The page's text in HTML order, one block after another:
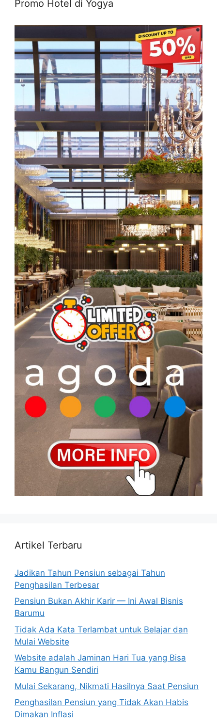
Promo Hotel di Yogya
Artikel Terbaru
Jadikan Tahun Pensiun sebagai Tahun
Penghasilan Terbesar
Pensiun Bukan Akhir Karir — Ini Awal Bisnis
Barumu
Tidak Ada Kata Terlambat untuk Belajar dan
Mulai Website
Website adalah Jaminan Hari Tua yang Bisa
Kamu Bangun Sendiri
Mulai Sekarang, Nikmati Hasilnya Saat Pensiun
Penghasilan Pensiun yang Tidak Akan Habis
Dimakan Inflasi